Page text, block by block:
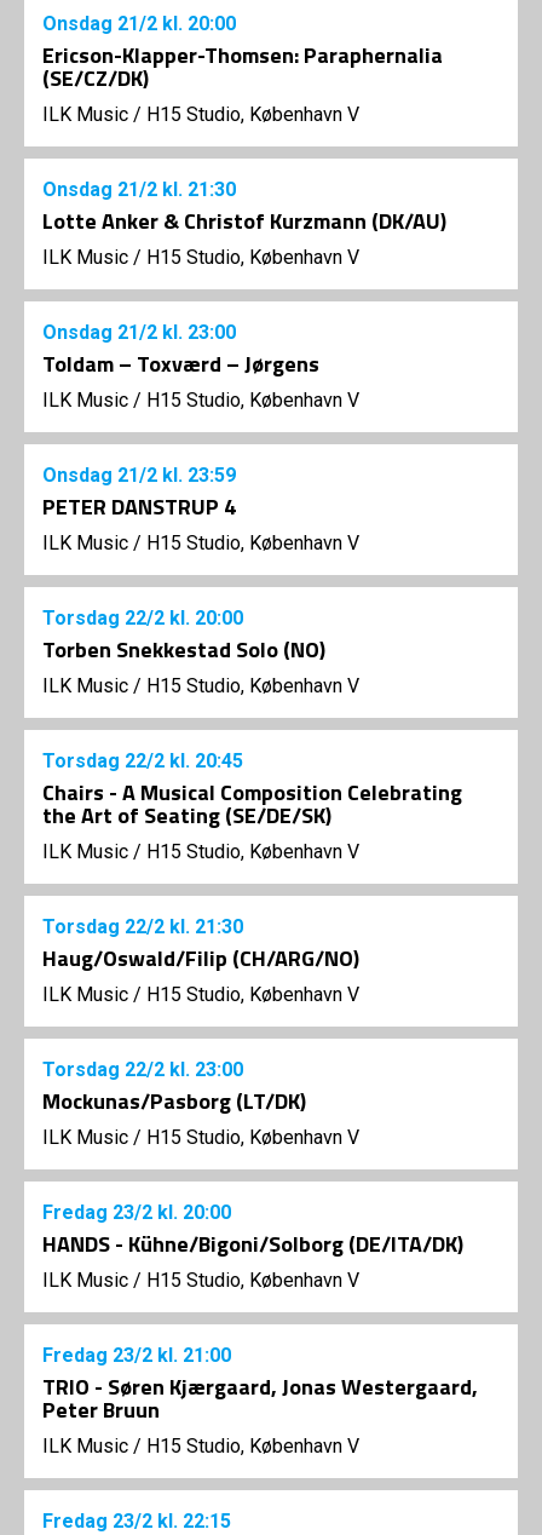
Onsdag 21/2 kl. 20:00
Ericson-Klapper-Thomsen: Paraphernalia
(SE/CZ/DK)
ILK Music / H15 Studio, København V
Onsdag 21/2 kl. 21:30
Lotte Anker & Christof Kurzmann (DK/AU)
ILK Music / H15 Studio, København V
Onsdag 21/2 kl. 23:00
Toldam – Toxværd – Jørgens
ILK Music / H15 Studio, København V
Onsdag 21/2 kl. 23:59
PETER DANSTRUP 4
ILK Music / H15 Studio, København V
Torsdag 22/2 kl. 20:00
Torben Snekkestad Solo (NO)
ILK Music / H15 Studio, København V
Torsdag 22/2 kl. 20:45
Chairs - A Musical Composition Celebrating
the Art of Seating (SE/DE/SK)
ILK Music / H15 Studio, København V
Torsdag 22/2 kl. 21:30
Haug/Oswald/Filip (CH/ARG/NO)
ILK Music / H15 Studio, København V
Torsdag 22/2 kl. 23:00
Mockunas/Pasborg (LT/DK)
ILK Music / H15 Studio, København V
Fredag 23/2 kl. 20:00
HANDS - Kühne/Bigoni/Solborg (DE/ITA/DK)
ILK Music / H15 Studio, København V
Fredag 23/2 kl. 21:00
TRIO - Søren Kjærgaard, Jonas Westergaard,
Peter Bruun
ILK Music / H15 Studio, København V
Fredag 23/2 kl. 22:15